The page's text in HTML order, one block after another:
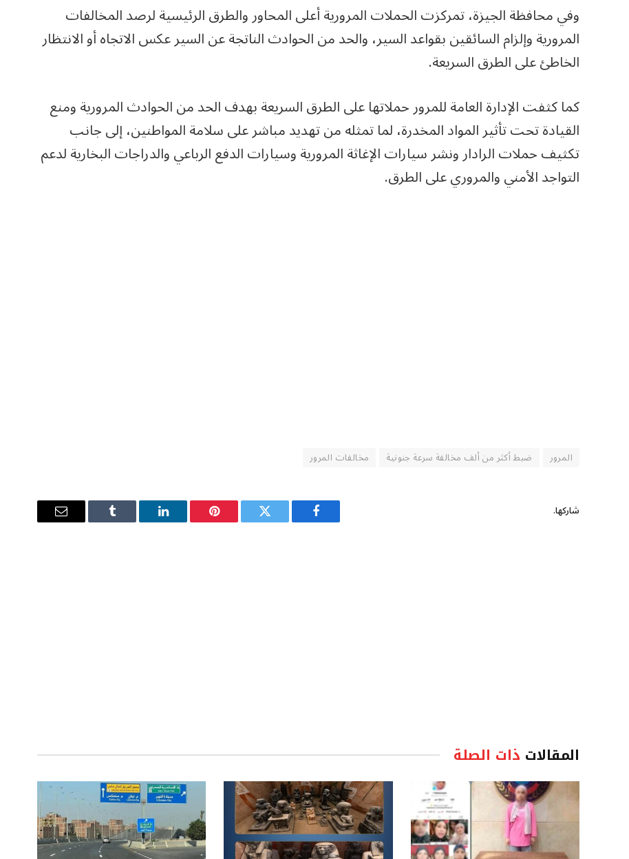
وفي محافظة الجيزة، تمركزت الحملات المرورية أعلى المحاور والطرق الرئيسية لرصد المخالفات
المرورية وإلزام السائقين بقواعد السير، والحد من الحوادث الناتجة عن السير عكس الاتجاه أو الانتظار
الخاطئ على الطرق السريعة.
كما كثفت الإدارة العامة للمرور حملاتها على الطرق السريعة بهدف الحد من الحوادث المرورية ومنع
القيادة تحت تأثير المواد المخدرة، لما تمثله من تهديد مباشر على سلامة المواطنين، إلى جانب
تكثيف حملات الرادار ونشر سيارات الإغاثة المرورية وسيارات الدفع الرباعي والدراجات البخارية لدعم
التواجد الأمني والمروري على الطرق.
المرور ضبط أكثر من ألف مخالفة سرعة جنونية مخالفات المرور
شاركها.
فيسبوك تويتر بينتيريستلينكدإن Tumblr
البريد
المقالات ذات الصلة